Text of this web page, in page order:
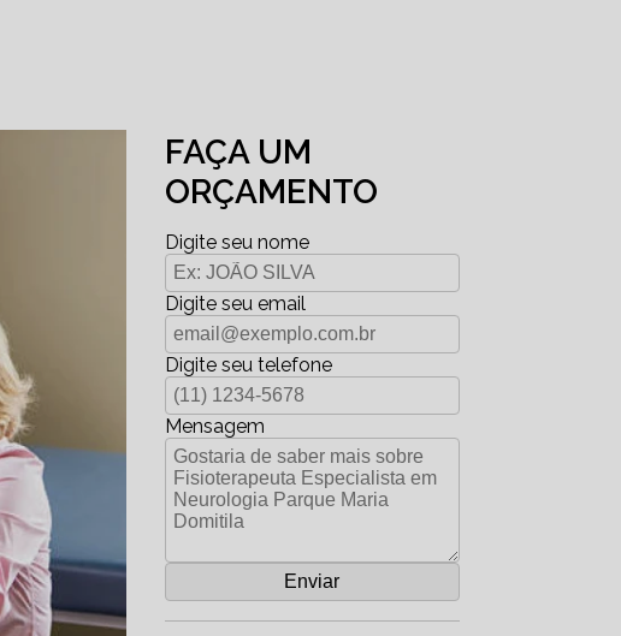
FAÇA UM
ORÇAMENTO
Digite seu nome
Digite seu email
Digite seu telefone
Mensagem